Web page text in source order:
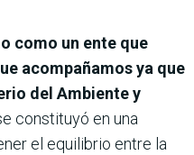
como un ente que
acompañamos ya que
del Ambiente y
constituyó en una
el equilibrio entre la